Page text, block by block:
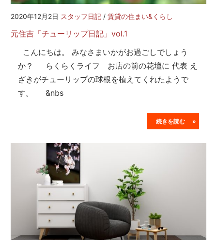
2020年12月2日 スタッフ日記 /賃貸の住まい&くらし
元住吉「チューリップ日記」vol.1
こんにちは。 みなさまいかがお過ごしでしょう
か？ らくらくライフ お店の前の花壇に 代表 え
ざきがチューリップの球根を植えてくれたようで
す。 &nbs
続きを読む »